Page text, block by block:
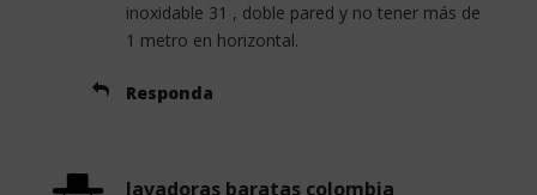
inoxidable 31 , doble pared y no tener más de
1 metro en horizontal.
Responda
lavadoras baratas colombia